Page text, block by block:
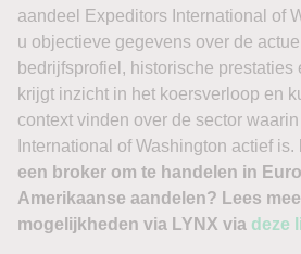
aandeel Expeditors International of
u objectieve gegevens over de
bedrijfsprofiel, historische prestaties
krijgt inzicht in het koersverloop en
context vinden over de sector
International of Washington actief is.
een broker om te handelen in
Amerikaanse aandelen? Lees
mogelijkheden via LYNX via deze